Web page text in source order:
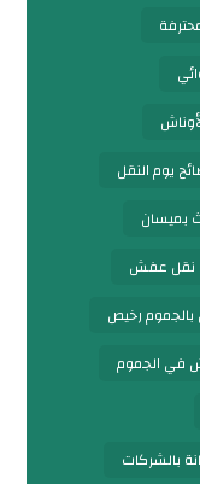
يوم النقل
بميسان
نقل عفش
رخيص
في الجموم
بالشركات